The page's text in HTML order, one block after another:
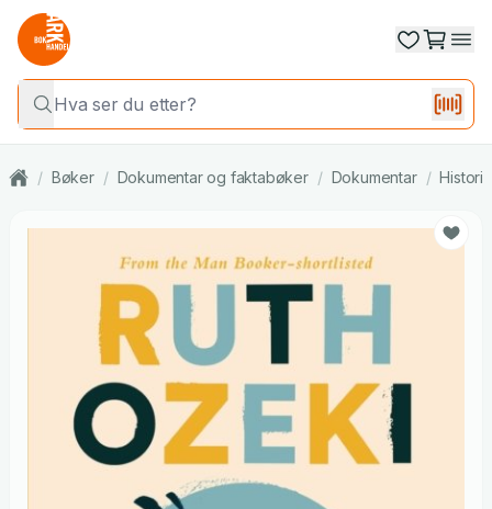
/ Bøker / Dokumentar og faktabøker / Dokumentar / Historie